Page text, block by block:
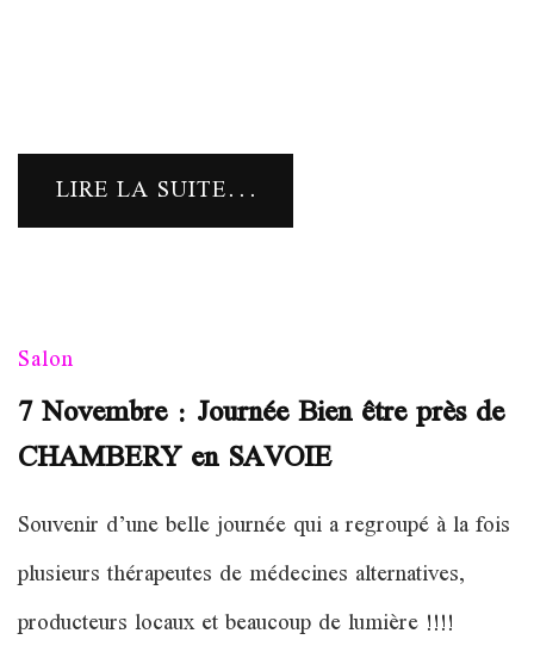
LIRE LA SUITE...
Salon
7 Novembre : Journée Bien être près de
CHAMBERY en SAVOIE
Souvenir d’une belle journée qui a regroupé à la fois
plusieurs thérapeutes de médecines alternatives,
producteurs locaux et beaucoup de lumière !!!!